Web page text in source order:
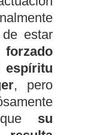
estar
forzado
espíritu
, pero
su